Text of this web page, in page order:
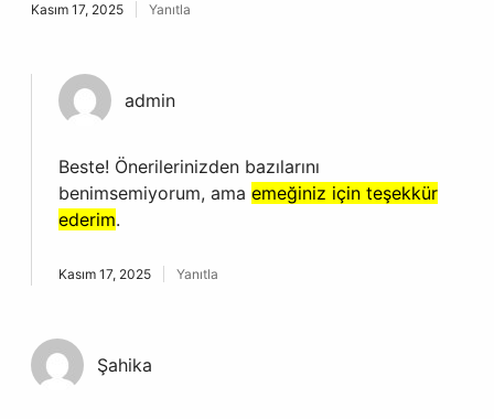
Kasım 17, 2025 Yanıtla
admin
Beste! Önerilerinizden bazılarını
benimsemiyorum, ama emeğiniz için teşekkür
ederim.
Kasım 17, 2025 Yanıtla
Şahika